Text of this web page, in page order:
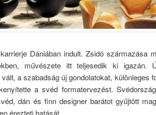
Dániában indult. Zsidó származása
művészete itt teljesedik ki igazán.
a szabadság új gondolatokat, különleges
a svéd formatervezést.
dán és finn designer barátot gyűjtött
érezteti hatását.